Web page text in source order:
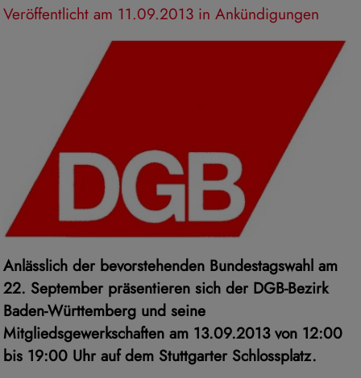
Veröffentlicht am 11.09.2013 in Ankündigungen
Anlässlich der bevorstehenden Bundestagswahl am
22. September präsentieren sich der DGB-Bezirk
Baden-Württemberg und seine
Mitgliedsgewerkschaften am 13.09.2013 von 12:00
bis 19:00 Uhr auf dem Stuttgarter Schlossplatz.